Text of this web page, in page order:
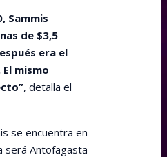
Sammis
de $3,5
era el
mismo
, detalla el
se encuentra en
será Antofagasta